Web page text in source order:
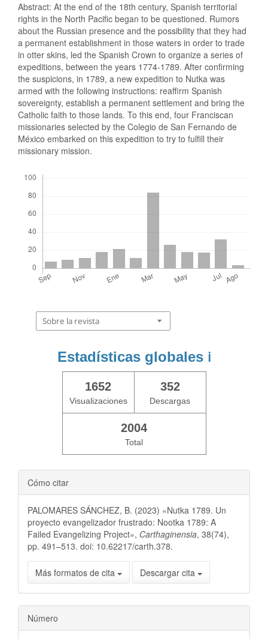
Abstract: At the end of the 18th century, Spanish territorial
rights in the North Pacific began to be questioned. Rumors
about the Russian presence and the possibility that they had
a permanent establishment in those waters in order to trade
in otter skins, led the Spanish Crown to organize a series of
expeditions, between the years 1774-1789. After confirming
the suspicions, in 1789, a new expedition to Nutka was
armed with the following instructions: reaffirm Spanish
sovereignty, establish a permanent settlement and bring the
Catholic faith to those lands. To this end, four Franciscan
missionaries selected by the Colegio de San Fernando de
México embarked on this expedition to try to fulfill their
missionary mission.
Sobre la revista
Estadísticas globales ℹ️
1652
Visualizaciones
352
Descargas
2004
Total
Cómo citar
PALOMARES SÁNCHEZ, B. (2023) «Nutka 1789. Un
proyecto evangelizador frustrado: Nootka 1789: A
Failed Evangelizing Project», Carthaginensia, 38(74),
pp. 491–513. doi: 10.62217/carth.378.
Más formatos de cita Descargar cita
Número